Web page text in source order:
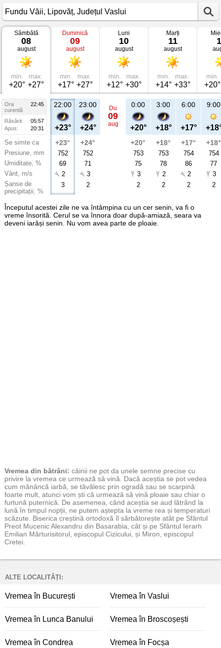
Vremea
Fundu
Văii
Lipovăț,
Județul
Vaslui
Sâmbătă
08
august
min.
+20°
max.
+27°
Duminică
09
august
min.
+17°
max.
+27°
Luni
10
august
min.
+12°
max.
+30°
Marți
11
august
min.
+14°
max.
+33°
min.
+20°
Ora
22:45
curentă
Răsărit:
05:57
Apus:
20:31
Se simte ca
Presiune, mm
Umiditate, %
Vânt, m/s
Șanse de
precipitații, %
22:00
+23°
+23°
752
69
2
3
23:00
+24°
+24°
752
71
3
2
Du
09
aug
0:00
+20°
+20°
753
75
3
2
3:00
+18°
+18°
753
78
2
2
6:00
+17°
+17°
754
86
2
2
9:00
+18°
754
77
3
2
Începutul acestei zile ne va întâmpina cu un cer senin, va fi o
vreme însorită. Cerul se va înnora doar după-amiază, seara va
deveni iarăși senin. Nu vom avea parte de ploaie.
Vremea din bătrâni: câinii ne pot da unele semne precise cu
privire la vremea ce urmează să vină. Dacă aceștia se pot vedea
cum mănâncă iarbă, se tăvălesc prin ogradă sau se scarpină
foarte mult, atunci vom ști că urmează să vină ploaie sau chiar o
furtună puternică. De asemenea, când aceștia se aud lătrând la
lună în timpul nopții, ne putem aștepta la vreme rea și temperaturi
scăzute. Biserica creștină ortodoxă îl sărbătorește atât pe Sfântul
Preot Mucenic Alexandru din Basarabia, cât și pe Sfântul Ierarh
Emilian Mărturisitorul, episcopul Cizicului, și Miron, episcopul
Cretei.
ALTE LOCALITĂȚI:
Vremea în București Vremea în Vaslui
Vremea în Lunca Banului Vremea în Broscoșești
Vremea în Condrea Vremea în Focșa